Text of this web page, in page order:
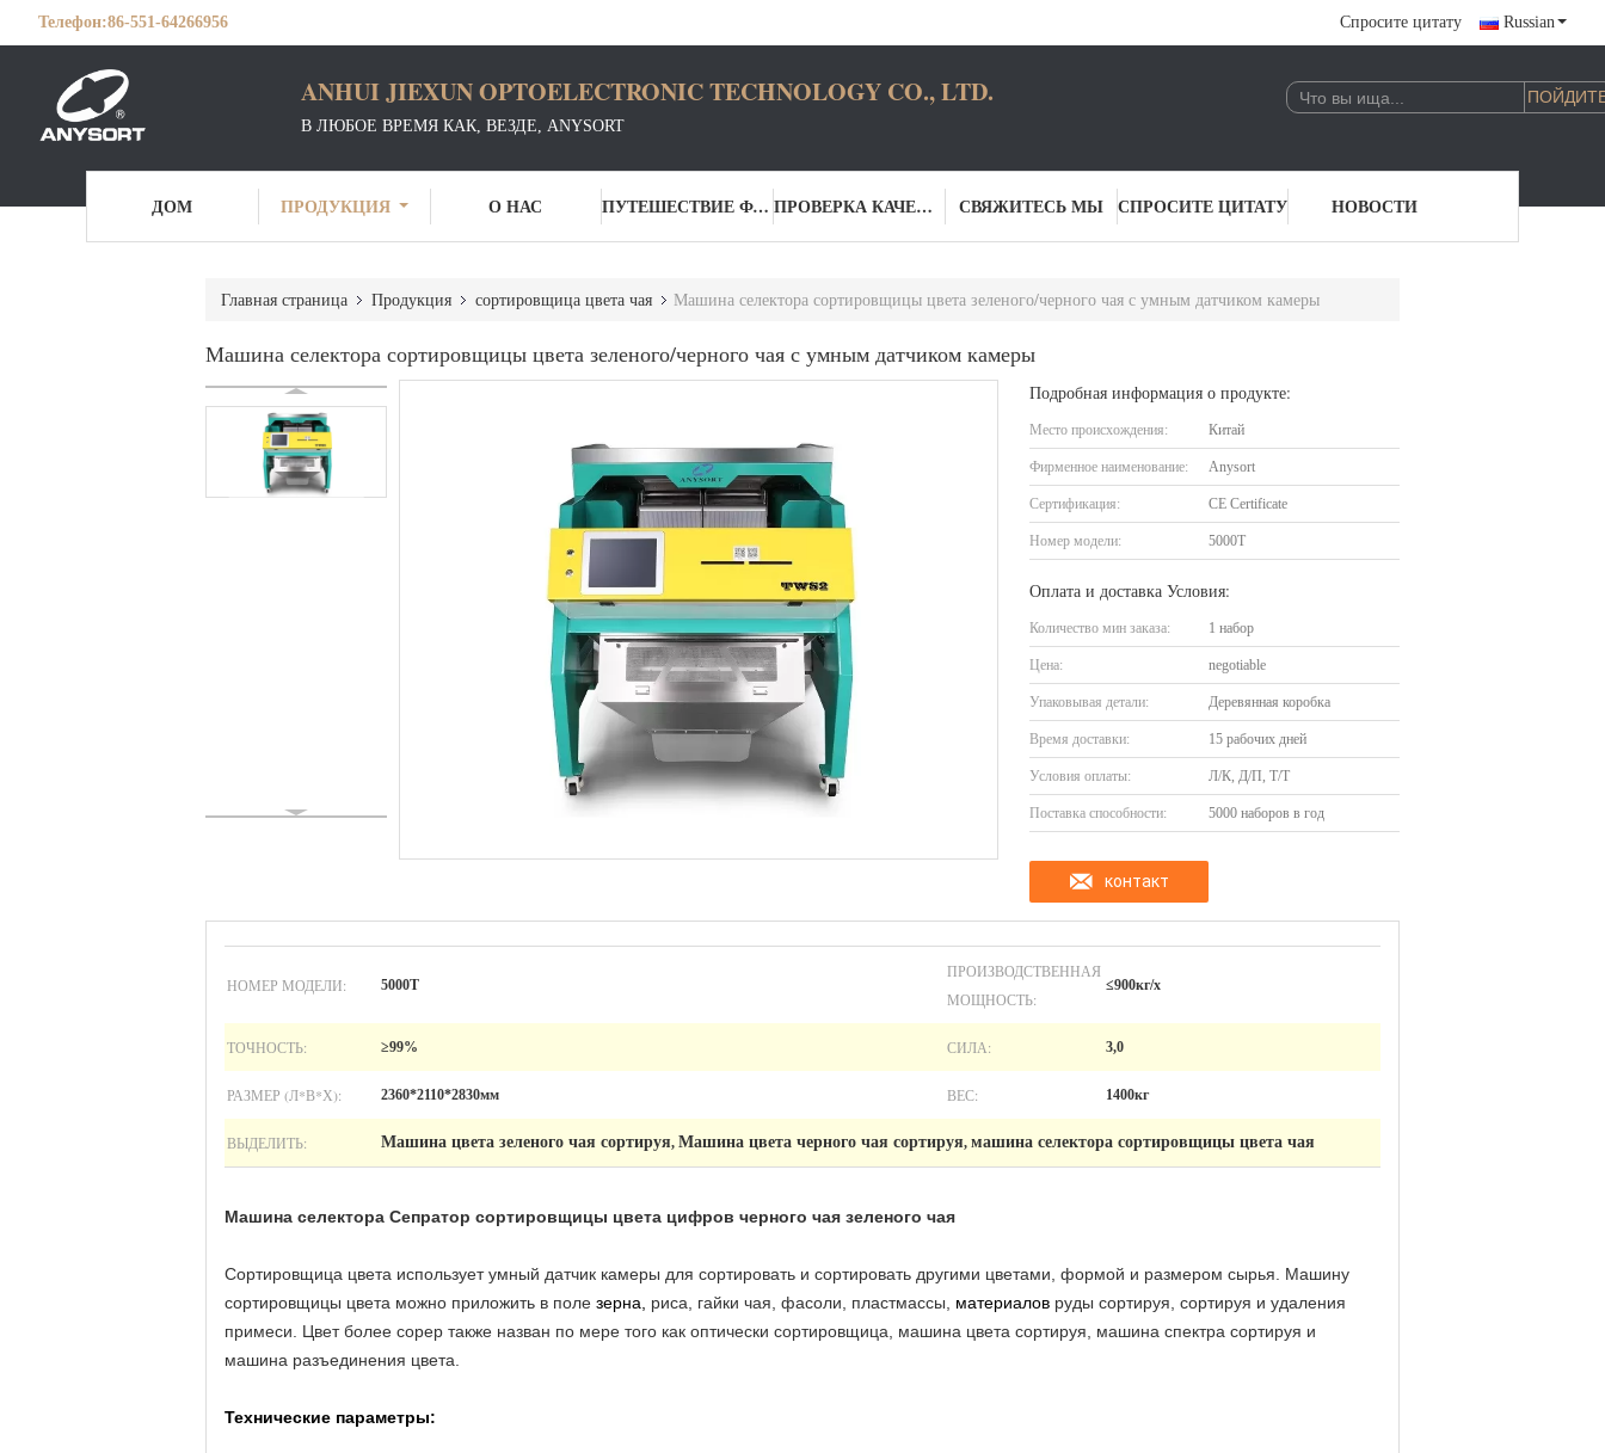
Телефон:86-551-64266956 Спросите цитату Russian
ANHUI JIEXUN OPTOELECTRONIC TECHNOLOGY CO., LTD.
В ЛЮБОЕ ВРЕМЯ КАК, ВЕЗДЕ, ANYSORT
ДОМ ПРОДУКЦИЯ О НАС ПУТЕШЕСТВИЕ ФАБРИКИ ПРОВЕРКА КАЧЕСТВА СВЯЖИТЕСЬ МЫ СПРОСИТЕ ЦИТАТУ НОВОСТИ
Главная страница Продукция сортировщица цвета чая Машина селектора сортировщицы цвета зеленого/черного чая с умным датчиком камеры
Машина селектора сортировщицы цвета зеленого/черного чая с умным датчиком камеры
Подробная информация о продукте:
Место происхождения: Китай
Фирменное наименование: Anysort
Сертификация: CE Certificate
Номер модели: 5000Т
Оплата и доставка Условия:
Количество мин заказа: 1 набор
Цена: negotiable
Упаковывая детали: Деревянная коробка
Время доставки: 15 рабочих дней
Условия оплаты: Л/К, Д/П, Т/Т
Поставка способности: 5000 наборов в год
контакт
НОМЕР МОДЕЛИ: 5000Т
ПРОИЗВОДСТВЕННАЯ
МОЩНОСТЬ:
≤900кг/х
ТОЧНОСТЬ: ≥99% СИЛА: 3,0
РАЗМЕР (Л*В*Х): 2360*2110*2830мм ВЕС: 1400кг
ВЫДЕЛИТЬ: Машина цвета зеленого чая сортируя, Машина цвета черного чая сортируя, машина селектора сортировщицы цвета чая
Машина селектора Сепратор сортировщицы цвета цифров черного чая зеленого чая
Сортировщица цвета использует умный датчик камеры для сортировать и сортировать другими цветами, формой и размером сырья. Машину
сортировщицы цвета можно приложить в поле зерна, риса, гайки чая, фасоли, пластмассы, материалов руды сортируя, сортируя и удаления
примеси. Цвет более сорер также назван по мере того как оптически сортировщица, машина цвета сортируя, машина спектра сортируя и
машина разъединения цвета.
Технические параметры: